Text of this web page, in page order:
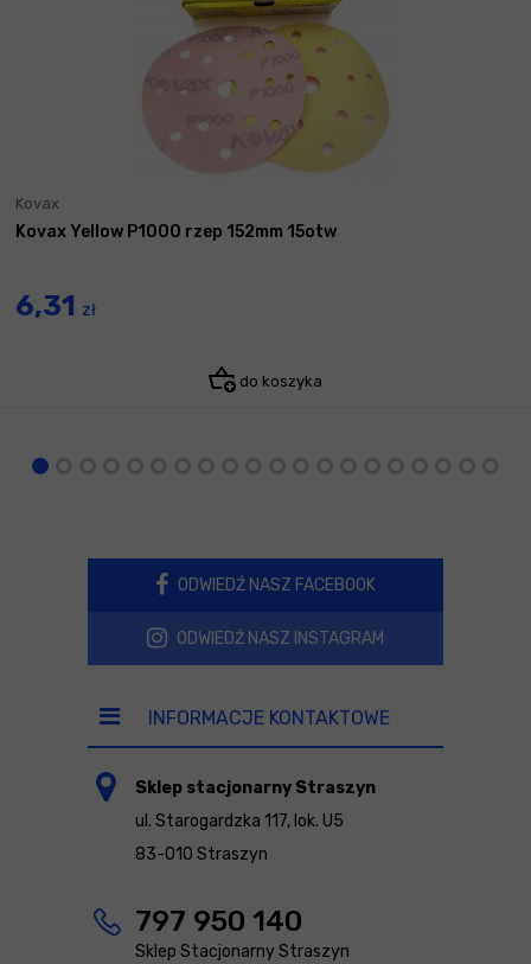
Kovax
Kovax Yellow P1000 rzep 152mm 15otw
6,31 zł
do koszyka
ODWIEDŹ NASZ FACEBOOK
ODWIEDŹ NASZ INSTAGRAM
INFORMACJE KONTAKTOWE
Sklep stacjonarny Straszyn
ul. Starogardzka 117, lok. U5
83-010 Straszyn
797 950 140
Sklep Stacjonarny Straszyn